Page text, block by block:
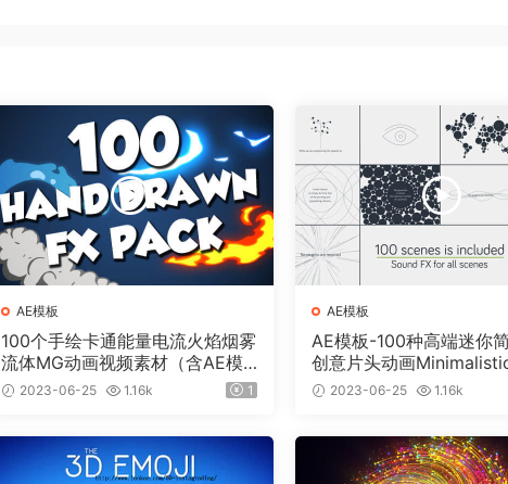
AE模板
100个手绘卡通能量电流火焰烟雾
流体MG动画视频素材（含AE模
板工程）有透明通道
2023-06-25 1.16k 1
AE模板
AE模板-100种高端迷你
创意片头动画
ntation Pack
2023-06-25 1.16k